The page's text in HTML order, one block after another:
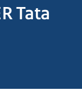
Tata